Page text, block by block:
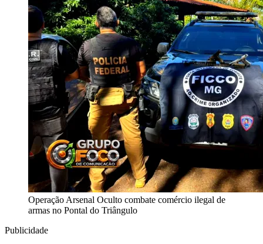
Operação Arsenal Oculto combate comércio ilegal de
armas no Pontal do Triângulo
Publicidade